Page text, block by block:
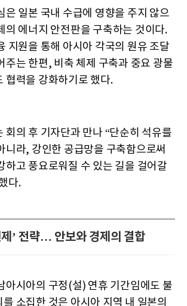
은 일본 국내 수급에 영향을 주지 않으
의 에너지 안전판을 구축하는 것이다.
지원을 통해 아시아 각국의 원유 조달
주는 한편, 비축 체제 구축과 중요 광물
협력을 강화하기로 했다.
회의 후 기자단과 만나 “단순히 석유를
니라, 강인한 공급망을 구축함으로써
하고 풍요로워질 수 있는 길을 걸어갈
다.
’ 전략… 안보와 경제의 결합
아시아의 구정(설) 연휴 기간임에도 불
소집한 것은 아시아 지역 내 일본의